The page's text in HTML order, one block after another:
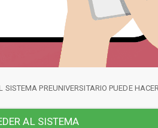
PREUNIVERSITARIO PUEDE
AL SISTEMA